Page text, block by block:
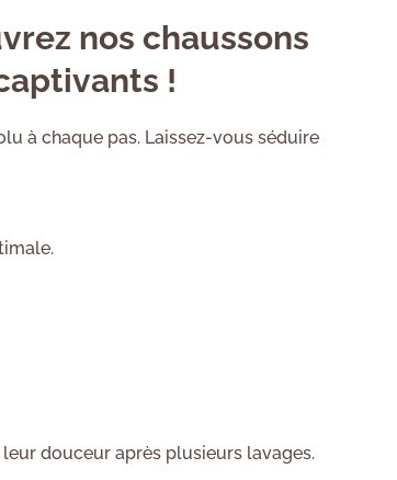
nos chaussons
!
à chaque pas. Laissez-vous séduire
douceur après plusieurs lavages.